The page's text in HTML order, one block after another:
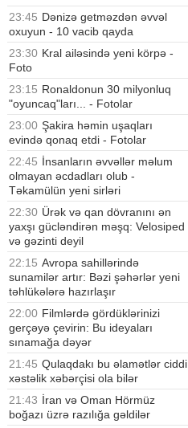
23:45 Dənizə getməzdən əvvəl
oxuyun - 10 vacib qayda
23:30 Kral ailəsində yeni körpə -
Foto
23:15 Ronaldonun 30 milyonluq
"oyuncaq"ları... - Fotolar
23:00 Şakira həmin uşaqları
evində qonaq etdi - Fotolar
22:45 İnsanların əvvəllər məlum
olmayan əcdadları olub -
Təkamülün yeni sirləri
22:30 Ürək və qan dövranını ən
yaxşı gücləndirən məşq: Velosiped
və gəzinti deyil
22:15 Avropa sahillərində
sunamilər artır: Bəzi şəhərlər yeni
təhlükələrə hazırlaşır
22:00 Filmlərdə gördüklərinizi
gerçəyə çevirin: Bu ideyaları
sınamağa dəyər
21:45 Qulaqdakı bu əlamətlər ciddi
xəstəlik xəbərçisi ola bilər
21:43 İran və Oman Hörmüz
boğazı üzrə razılığa gəldilər